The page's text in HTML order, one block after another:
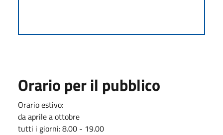
Orario per il pubblico
Orario estivo:
da aprile a ottobre
tutti i giorni: 8.00 - 19.00